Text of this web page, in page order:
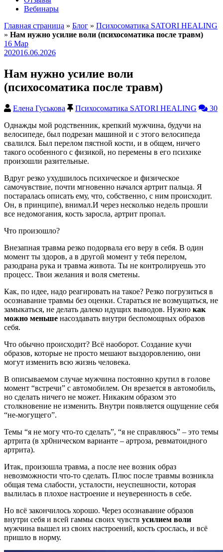
Вебинары
Главная страница » Блог » Психосоматика SATORI HEALING
» Нам нужно усилие воли (психосоматика после травм)
16 Мар
202016.06.2026
Нам нужно усилие воли
(психосоматика после травм)
Елена Гуськова Психосоматика SATORI HEALING
30
Однажды мой родственник, крепкий мужчина, будучи на
велосипеде, был подрезан машиной и с этого велосипеда
свалился. Был перелом пястной кости, и в общем, ничего
такого особенного с физикой, но перемены в его психике
произошли разительные.
Вдруг резко ухудшилось психическое и физическое
самочувствие, почти мгновенно начался артрит пальца. Я
постаралась описать ему, что, собственно, с ним происходит.
Он, в принципе), внимал.И через несколько недель прошли
все недомогания, кость заросла, артрит пропал.
Что произошло?
Внезапная травма резко подорвала его веру в себя. В один
момент ты здоров, а в другой момент у тебя перелом,
разодрана рука и травма живота. Ты не контролируешь это
процесс. Твои желания и воля сметены.
Как, по идее, надо реагировать на такое? Резко погрузиться в
осознавание травмы без оценки. Стараться не возмущаться, не
замыкаться, не делать далеко идущих выводов. Нужно как
можно меньше насоздавать внутри беспомощных образов
себя.
Что обычно происходит? Всё наоборот. Создание кучи
образов, которые не просто мешают выздоровлению, они
могут изменить всю жизнь человека.
В описываемом случае мужчина постоянно крутил в голове
момент “встречи” с автомобилем. Он врезается в автомобиль,
но сделать ничего не может. Никаким образом это
столкновение не изменить. Внутри появляется ощущение себя
“не-могущего”.
Темы “я не могу что-то сделать”, “я не справляюсь” – это темы
артрита (в хр0ническом варианте – артроза, ревматоидного
артрита).
Итак, произошла травма, а после нее возник образ
невозможности что-то сделать. Плюс после травмы возникла
общая тема слабости, усталости, неуспешности, которая
вылилась в плохое настроение и неуверенность в себе.
Но всё закончилось хорошо. Через осознавание образов
внутри себя и всей гаммы своих чувств усилием воли
мужчина вышел из своих настроений, кость срослась, и всё
пришло в норму.